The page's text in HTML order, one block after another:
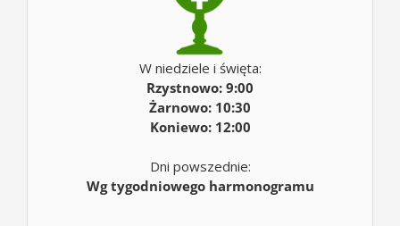
W niedziele i święta:
Rzystnowo: 9:00
Żarnowo: 10:30
Koniewo: 12:00
Dni powszednie:
Wg tygodniowego harmonogramu